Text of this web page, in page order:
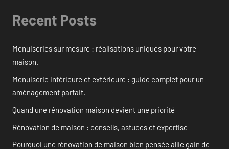
Recent Posts
Menuiseries sur mesure : réalisations uniques pour votre
maison.
Menuiserie intérieure et extérieure : guide complet pour un
aménagement parfait.
Quand une rénovation maison devient une priorité
Rénovation de maison : conseils, astuces et expertise
Pourquoi une rénovation de maison bien pensée allie gain de